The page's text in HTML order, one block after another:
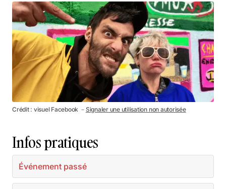
Crédit : visuel Facebook － Signaler une utilisation non autorisée
Infos pratiques
Événement passé